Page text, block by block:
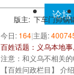
全站首页 论坛
版主: 下车门帅锅
今日: 164|主题:
百姓话题：义乌本地
注意：和义乌不相关
【百姓问政栏目】